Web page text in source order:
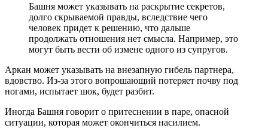
Башня может указывать на раскрытие секретов,
долго скрываемой правды, вследствие чего
человек придет к решению, что дальше
продолжать отношения нет смысла. Например, это
могут быть вести об измене одного из супругов.
Аркан может указывать на внезапную гибель партнера,
вдовство. Из-за этого вопрошающий потеряет почву под
ногами, испытает шок, будет разбит.
Иногда Башня говорит о притеснении в паре, опасной
ситуации, которая может окончиться насилием.